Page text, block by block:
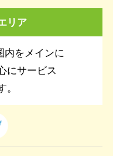
リア
内をメインに
にサービス
。